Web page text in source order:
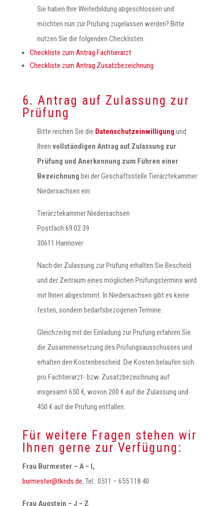
Sie haben Ihre Weiterbildung abgeschlossen und
möchten nun zur Prüfung zugelassen werden? Bitte
nutzen Sie die folgenden Checklisten:
Checkliste zum Antrag Fachtierarzt
Checkliste zum Antrag Zusatzbezeichnung
6. Antrag auf Zulassung zur
Prüfung
Bitte reichen Sie die Datenschutzeinwilligung und
Ihren vollständigen Antrag auf Zulassung zur
Prüfung und Anerkennung zum Führen einer
Bezeichnung bei der Geschäftsstelle Tierärztekammer
Niedersachsen ein:
Tierärztekammer Niedersachsen
Postfach 69 02 39
30611 Hannover
Nach der Zulassung zur Prüfung erhalten Sie Bescheid
und der Zeitraum eines möglichen Prüfungstermins wird
mit Ihnen abgestimmt. In Niedersachsen gibt es keine
festen, sondern bedarfsbezogenen Termine.
Gleichzeitig mit der Einladung zur Prüfung erfahren Sie
die Zusammensetzung des Prüfungsausschusses und
erhalten den Kostenbescheid. Die Kosten belaufen sich
pro Fachtierarzt- bzw. Zusatzbezeichnung auf
insgesamt 650 €, wovon 200 € auf die Zulassung und
450 € auf die Prüfung entfallen.
Für weitere Fragen stehen wir
Ihnen gerne zur Verfügung:
Frau Burmester – A – I,
ed.sdnkt
@retsemrub , Tel.: 0511 – 655 118 40
Frau Augstein – J – Z